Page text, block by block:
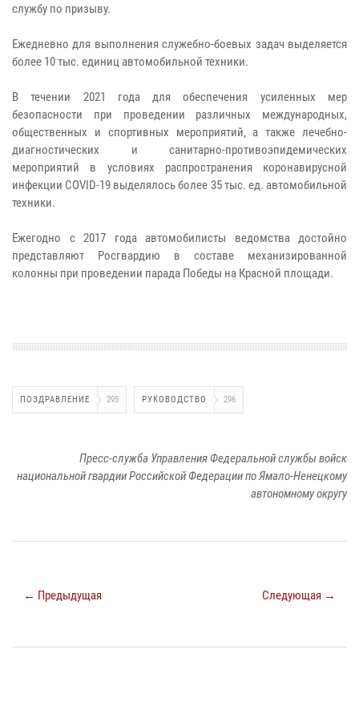
службу по призыву.
Ежедневно для выполнения служебно-боевых задач выделяется
более 10 тыс. единиц автомобильной техники.
В течении 2021 года для обеспечения усиленных мер
безопасности при проведении различных международных,
общественных и спортивных мероприятий, а также лечебно-
диагностических и санитарно-противоэпидемических
мероприятий в условиях распространения коронавирусной
инфекции COVID-19 выделялось более 35 тыс. ед. автомобильной
техники.
Ежегодно с 2017 года автомобилисты ведомства достойно
представляют Росгвардию в составе механизированной
колонны при проведении парада Победы на Красной площади.
ПОЗДРАВЛЕНИЕ 295 РУКОВОДСТВО 296
Пресс-служба Управления Федеральной службы войск
национальной гвардии Российской Федерации по Ямало-Ненецкому
автономному округу
← Предыдущая Следующая →